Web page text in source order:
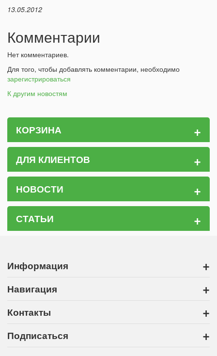
13.05.2012
Комментарии
Нет комментариев.
Для того, чтобы добавлять комментарии, необходимо
зарегистрироваться
К другим новостям
КОРЗИНА +
ДЛЯ КЛИЕНТОВ +
НОВОСТИ +
СТАТЬИ +
Информация +
Навигация +
Контакты +
Подписаться +